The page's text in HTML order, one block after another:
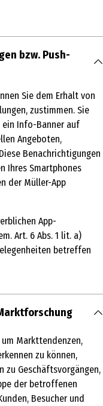
bzw. Push-
Sie dem Erhalt von
zustimmen. Sie
ein Info-Banner auf
Angeboten,
Benachrichtigungen
Ihres Smartphones
der Müller-App
App-
Art. 6 Abs. 1 lit. a)
betreffen
Markttendenzen,
zu können,
zu Geschäftsvorgängen,
der betroffenen
Besucher und